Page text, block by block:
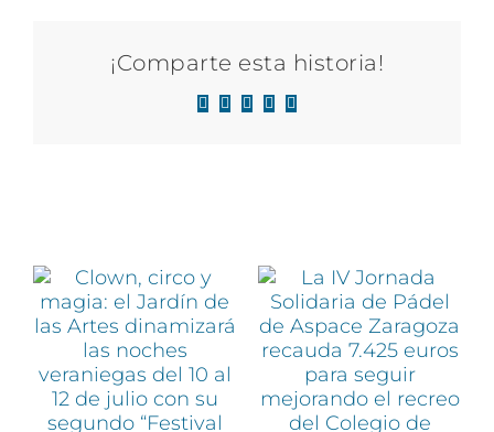
¡Comparte esta historia!
Facebook
X LinkedIn
WhatsApp
Correo